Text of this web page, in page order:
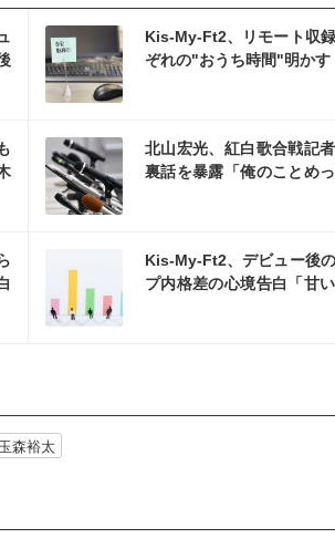
Kis-My-Ft2、リモート収
ぞれの"おうち時間"明かす
北山宏光、紅白歌合戦記
裏話を暴露「俺のことめ
Kis-My-Ft2、デビュー後
プ内格差の心境告白「甘
む
玉森裕太